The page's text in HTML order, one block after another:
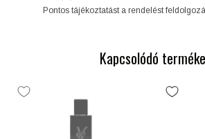
Pontos tájékoztatást a rendelést
Kapcsolódó